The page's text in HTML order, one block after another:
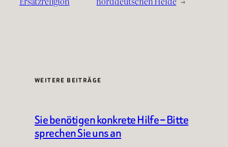
WEITERE BEITRÄGE
Sie benötigen konkrete Hilfe – Bitte
sprechen Sie uns an